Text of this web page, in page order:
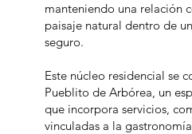
manteniendo una relación
paisaje natural dentro de
seguro.
Este núcleo residencial se
Pueblito de Arbórea, un
que incorpora servicios,
vinculadas a la